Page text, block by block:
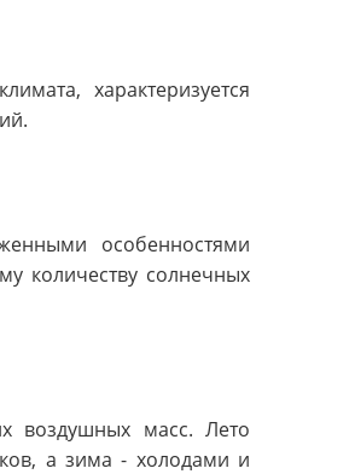
характеризуется
особенностями
количеству солнечных
воздушных масс. Лето
а зима - холодами и